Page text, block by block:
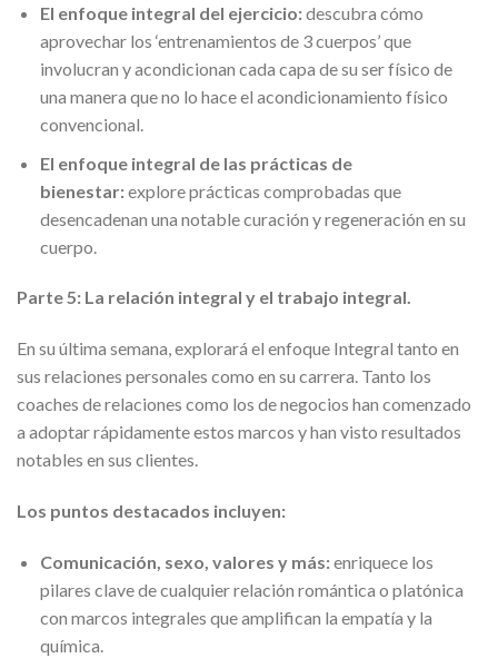
El enfoque integral del ejercicio:descubra cómo
aprovechar los ‘entrenamientos de 3 cuerpos’ que
involucran y acondicionan cada capa de su ser físico de
una manera que no lo hace el acondicionamiento físico
convencional.
El enfoque integral de las prácticas de
bienestar:explore prácticas comprobadas que
desencadenan una notable curación y regeneración en su
cuerpo.
Parte 5: La relación integral y el trabajo integral.
En su última semana, explorará el enfoque Integral tanto en
sus relaciones personales como en su carrera. Tanto los
coaches de relaciones como los de negocios han comenzado
a adoptar rápidamente estos marcos y han visto resultados
notables en sus clientes.
Los puntos destacados incluyen:
Comunicación, sexo, valores y más:enriquece los
pilares clave de cualquier relación romántica o platónica
con marcos integrales que amplifican la empatía y la
química.